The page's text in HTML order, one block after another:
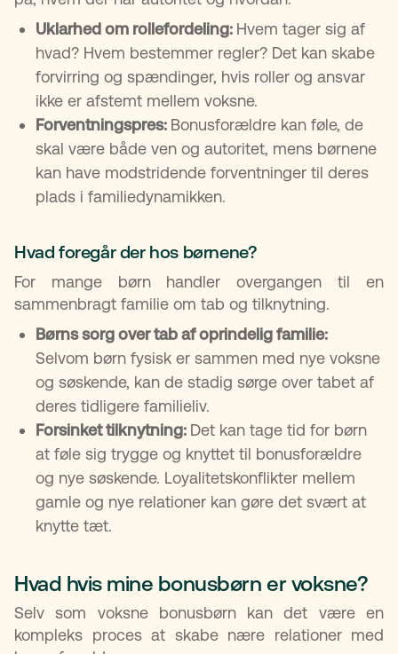
Uklarhed om rollefordeling: Hvem tager sig af
hvad? Hvem bestemmer regler? Det kan skabe
forvirring og spændinger, hvis roller og ansvar
ikke er afstemt mellem voksne.
Forventningspres: Bonusforældre kan føle, de
skal være både ven og autoritet, mens børnene
kan have modstridende forventninger til deres
plads i familiedynamikken.
Hvad foregår der hos børnene?
For mange børn handler overgangen til en
sammenbragt familie om tab og tilknytning.
Børns sorg over tab af oprindelig familie:
Selvom børn fysisk er sammen med nye voksne
og søskende, kan de stadig sørge over tabet af
deres tidligere familieliv.
Forsinket tilknytning: Det kan tage tid for børn
at føle sig trygge og knyttet til bonusforældre
og nye søskende. Loyalitetskonflikter mellem
gamle og nye relationer kan gøre det svært at
knytte tæt.
Hvad hvis mine bonusbørn er voksne?
Selv som voksne bonusbørn kan det være en
kompleks proces at skabe nære relationer med